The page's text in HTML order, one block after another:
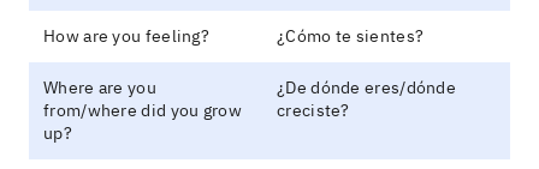
How are you feeling? ¿Cómo te sientes?
Where are you
from/where did you grow
up?
¿De dónde eres/dónde
creciste?